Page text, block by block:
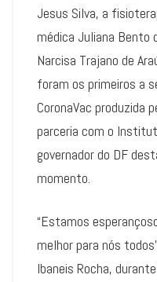
Jesus Silva, a
médica Juliana Bento
Narcisa Trajano de
foram os primeiros a
CoronaVac produzida
parceria com o
governador do DF
momento.
“Estamos
melhor para nós
Ibaneis Rocha,